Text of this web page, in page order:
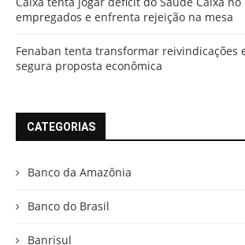
empregados e enfrenta rejeição na mesa
Fenaban tenta transformar reivindicações
segura proposta econômica
CATEGORIAS
Banco da Amazônia
Banco do Brasil
Banrisul